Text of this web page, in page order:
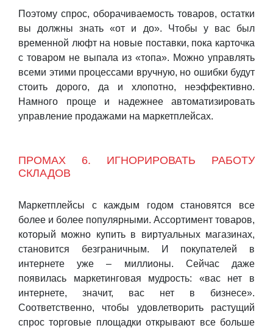
Поэтому спрос, оборачиваемость товаров, остатки
вы должны знать «от и до». Чтобы у вас был
временной люфт на новые поставки, пока карточка
с товаром не выпала из «топа». Можно управлять
всеми этими процессами вручную, но ошибки будут
стоить дорого, да и хлопотно, неэффективно.
Намного проще и надежнее автоматизировать
управление продажами на маркетплейсах.
ПРОМАХ 6. ИГНОРИРОВАТЬ РАБОТУ
СКЛАДОВ
Маркетплейсы с каждым годом становятся все
более и более популярными. Ассортимент товаров,
который можно купить в виртуальных магазинах,
становится безграничным. И покупателей в
интернете уже – миллионы. Сейчас даже
появилась маркетинговая мудрость: «вас нет в
интернете, значит, вас нет в бизнесе».
Соответственно, чтобы удовлетворить растущий
спрос торговые площадки открывают все больше